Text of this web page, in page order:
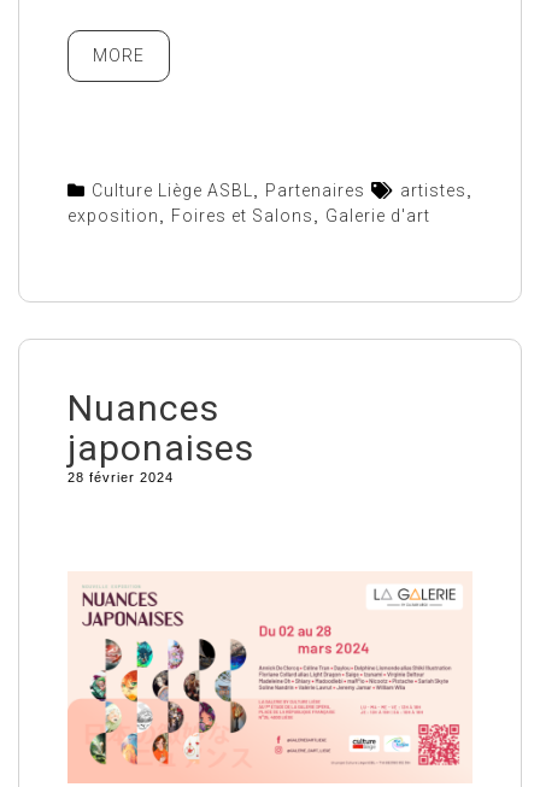
MORE
Culture Liège ASBL Partenaires artistes
exposition
Foires et Salons Galerie d'art
Nuances
japonaises
28 février 2024